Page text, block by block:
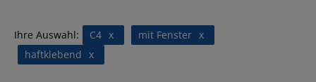
Ihre Auswahl: x
C4 x
mit Fenster
x
haftklebend